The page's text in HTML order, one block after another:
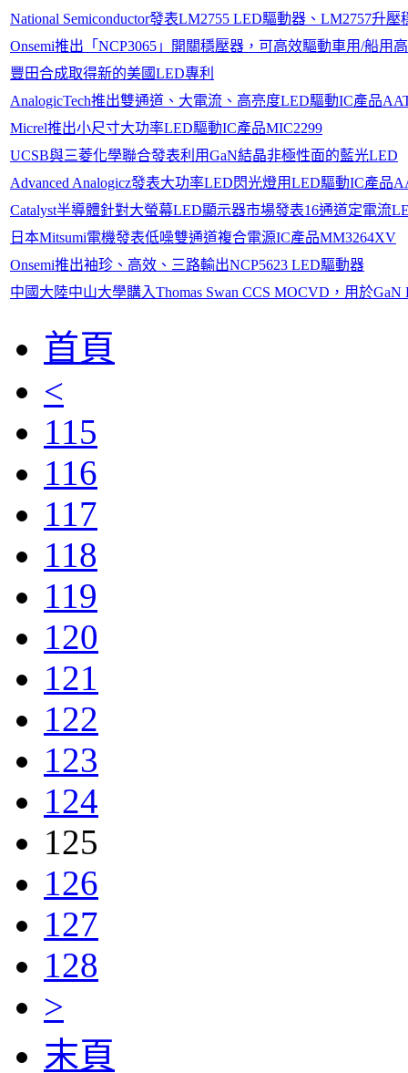
National Semiconductor發表LM2755 LED驅動器、LM2757升
Onsemi推出「NCP3065」開關穩壓器，可高效驅動車用/船用
豐田合成取得新的美國LED專利
AnalogicTech推出雙通道、大電流、高亮度LED驅動IC產品
Micrel推出小尺寸大功率LED驅動IC產品MIC2299
UCSB與三菱化學聯合發表利用GaN結晶非極性面的藍光LED
Advanced Analogicz發表大功率LED閃光燈用LED驅動IC產品
Catalyst半導體針對大螢幕LED顯示器市場發表16通道定電流
日本Mitsumi電機發表低噪雙通道複合電源IC產品MM3264XV
Onsemi推出袖珍、高效、三路輸出NCP5623 LED驅動器
中國大陸中山大學購入Thomas Swan CCS MOCVD，用於
首頁
<
115
116
117
118
119
120
121
122
123
124
125
126
127
128
>
末頁